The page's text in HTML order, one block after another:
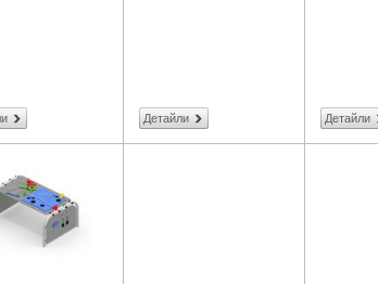
Детайли Детайли